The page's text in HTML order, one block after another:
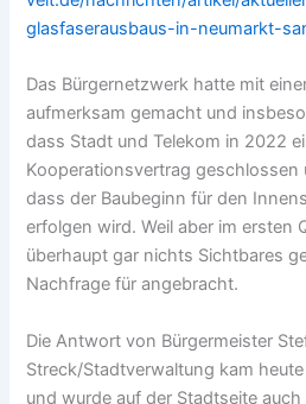
glasfaserausbaus-in-neumarkt-
Das Bürgernetzwerk hatte mit
aufmerksam gemacht und
dass Stadt und Telekom in 2022
Kooperationsvertrag geschlossen
dass der Baubeginn für den
erfolgen wird. Weil aber im ersten
überhaupt gar nichts Sichtbares
Nachfrage für angebracht.
Die Antwort von Bürgermeister
Streck/Stadtverwaltung kam
und wurde auf der Stadtseite